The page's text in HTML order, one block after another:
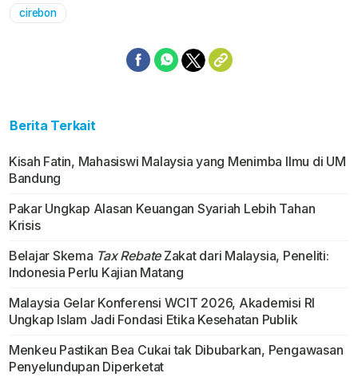
cirebon
Berita Terkait
Kisah Fatin, Mahasiswi Malaysia yang Menimba Ilmu di UM
Bandung
Pakar Ungkap Alasan Keuangan Syariah Lebih Tahan
Krisis
Belajar Skema Tax RebateZakat dari Malaysia, Peneliti:
Indonesia Perlu Kajian Matang
Malaysia Gelar Konferensi WCIT 2026, Akademisi RI
Ungkap Islam Jadi Fondasi Etika Kesehatan Publik
Menkeu Pastikan Bea Cukai tak Dibubarkan, Pengawasan
Penyelundupan Diperketat